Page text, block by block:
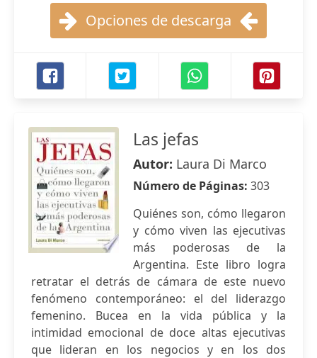
Opciones de descarga
Las jefas
Autor: Laura Di Marco
Número de Páginas: 303
Quiénes son, cómo llegaron
y cómo viven las ejecutivas
más poderosas de la
Argentina. Este libro logra
retratar el detrás de cámara de este nuevo
fenómeno contemporáneo: el del liderazgo
femenino. Bucea en la vida pública y la
intimidad emocional de doce altas ejecutivas
que lideran en los negocios y en los dos